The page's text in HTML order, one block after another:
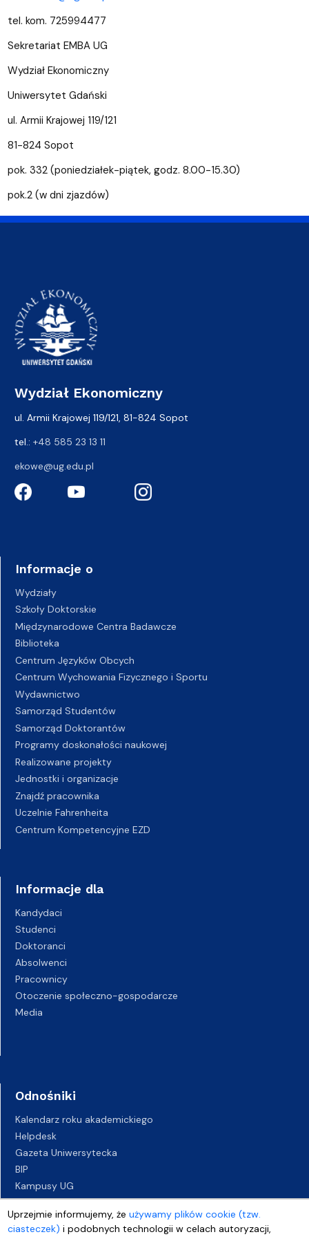
Uprzejmie informujemy, żeużywamy plików cookie (tzw.
ciasteczek) i podobnych technologii w celach autoryzacji,
tel. kom. 725994477
Sekretariat EMBA UG
Wydział Ekonomiczny
Uniwersytet Gdański
ul. Armii Krajowej 119/121
81-824 Sopot
pok. 332 (poniedziałek-piątek, godz. 8.00-15.30)
pok.2 (w dni zjazdów)
Wydział Ekonomiczny
ul. Armii Krajowej 119/121, 81-824 Sopot
tel.: +48 585 23 13 11
ekowe@ug.edu.pl
Informacje o
Wydziały
Szkoły Doktorskie
Międzynarodowe Centra Badawcze
Biblioteka
Centrum Języków Obcych
Centrum Wychowania Fizycznego i Sportu
Wydawnictwo
Samorząd Studentów
Samorząd Doktorantów
Programy doskonałości naukowej
Realizowane projekty
Jednostki i organizacje
Znajdź pracownika
Uczelnie Fahrenheita
Centrum Kompetencyjne EZD
Informacje dla
Kandydaci
Studenci
Doktoranci
Absolwenci
Pracownicy
Otoczenie społeczno-gospodarcze
Media
Odnośniki
Kalendarz roku akademickiego
Helpdesk
Gazeta Uniwersytecka
BIP
Kampusy UG
Biuro Karier UG
Oferty pracy
Deklaracja dostępności